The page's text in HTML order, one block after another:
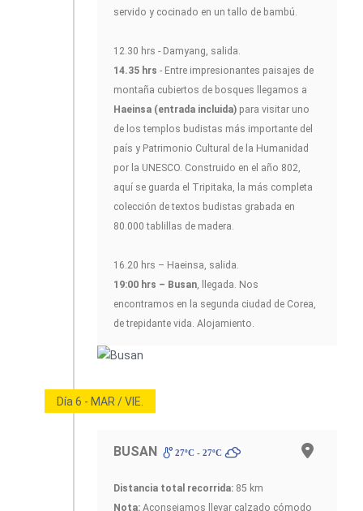
servido y cocinado en un tallo de bambú.
12.30 hrs - Damyang, salida.
14.35 hrs - Entre impresionantes paisajes de
montaña cubiertos de bosques llegamos a
Haeinsa (entrada incluida) para visitar uno
de los templos budistas más importante del
país y Patrimonio Cultural de la Humanidad
por la UNESCO. Construido en el año 802,
aquí se guarda el Tripitaka, la más completa
colección de textos budistas grabada en
80.000 tablillas de madera.
16.20 hrs – Haeinsa, salida.
19:00 hrs – Busan, llegada. Nos
encontramos en la segunda ciudad de Corea,
de trepidante vida. Alojamiento.
Día 6 - MAR / VIE.
BUSAN 27ºC - 27ºC
Distancia total recorrida: 85 km
Nota: Aconsejamos llevar calzado cómodo